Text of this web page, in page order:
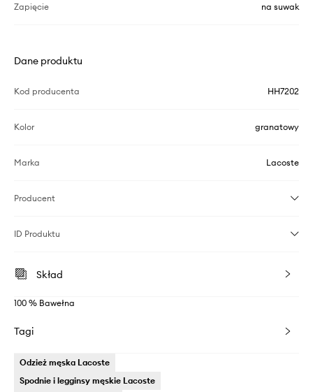
Zapięcie na suwak
Dane produktu
Kod producenta HH7202
Kolor granatowy
Marka Lacoste
Producent
ID Produktu
Skład
100 % Bawełna
Tagi
Odzież męska Lacoste
Spodnie i legginsy męskie Lacoste